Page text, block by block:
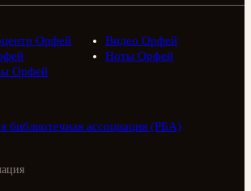
Орфей
Видео Орфей
Ноты Орфей
Орфей
библиотечная ассоциация (РБА)